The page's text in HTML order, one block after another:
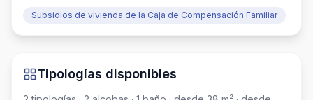
Subsidios de vivienda de la Caja de Compensación Familiar
Tipologías disponibles